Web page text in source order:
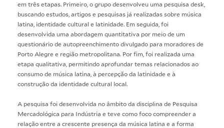
em três etapas. Primeiro, o grupo desenvolveu uma pesquisa desk,
buscando estudos, artigos e pesquisas já realizadas sobre música
latina, identidade cultural e latinidade. Em seguida, foi
desenvolvida uma abordagem quantitativa por meio de um
questionário de autopreenchimento divulgado para moradores de
Porto Alegre e região metropolitana. Por fim, foi realizada uma
etapa qualitativa, permitindo aprofundar temas relacionados ao
consumo de música latina, à percepção da latinidade e à
construção da identidade cultural local.
A pesquisa foi desenvolvida no âmbito da disciplina de Pesquisa
Mercadológica para Indústria e teve como foco compreender a
relação entre a crescente presença da música latina e a forma